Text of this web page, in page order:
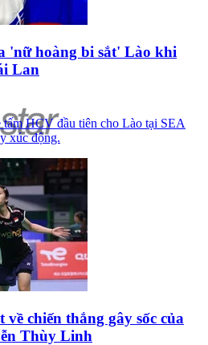
'nữ hoàng bi sắt' Lào khi
Lan
tấm HCV đầu tiên cho Lào tại SEA
xúc động.
chiến thắng gây sốc của
Thùy Linh